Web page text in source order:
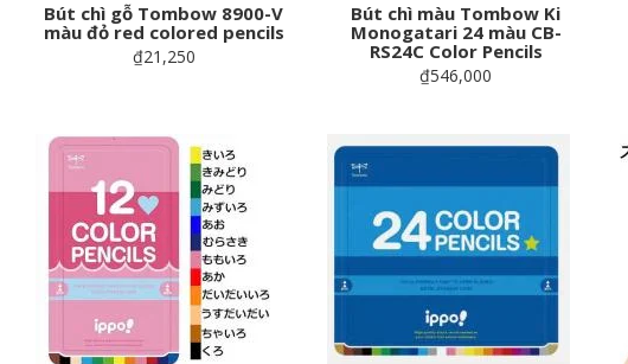
Bút chì gỗ Tombow 8900-V
màu đỏ red colored pencils
₫21,250
Bút chì màu Tombow Ki
Monogatari 24 màu CB-
RS24C Color Pencils
₫546,000